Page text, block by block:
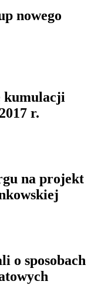
nowego
kumulacji
r.
na projekt
o sposobach